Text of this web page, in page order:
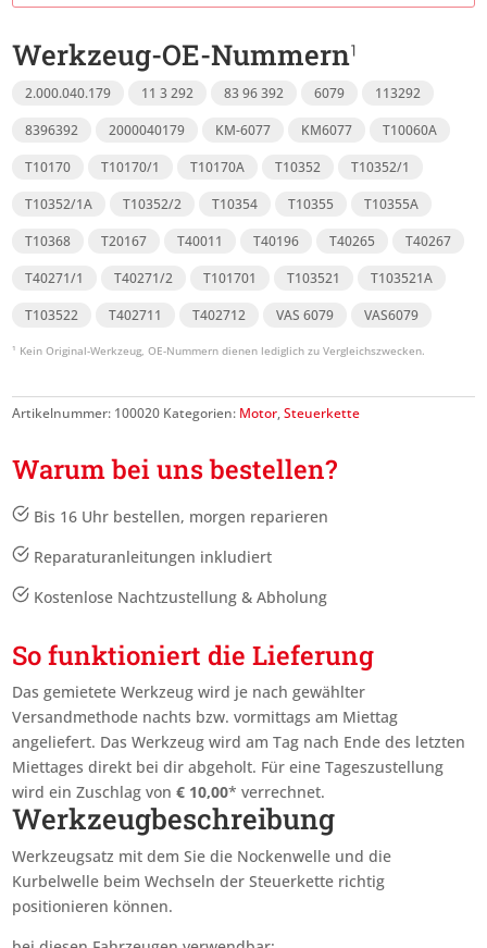
Werkzeug-OE-Nummern
2.000.040.179 11 3 292 83 96 392 6079
113292
8396392
2000040179 KM-6077 KM6077
T10060A
T10170
T10170/1 T10170A T10352
T10352/1
T10352/1A
T10352/2 T10354 T10355
T10355A
T10368
T20167 T40011 T40196 T40265
T40267
T40271/1
T40271/2 T101701 T103521
T103521A
T103522
T402711 T402712 VAS 6079 VAS6079
Artikelnummer: 100020 Kategorien: Motor,Steuerkette
Warum bei uns bestellen?
Bis 16 Uhr bestellen, morgen reparieren
Reparaturanleitungen inkludiert
Kostenlose Nachtzustellung & Abholung
So funktioniert die Lieferung
Das gemietete Werkzeug wird je nach gewählter
Versandmethode nachts bzw. vormittags am Miettag
angeliefert. Das Werkzeug wird am Tag nach Ende des letzten
Miettagesdirekt bei dir abgeholt. Für eine Tageszustellung
wird ein Zuschlag von€ 10,00* verrechnet.
Werkzeugbeschreibung
Werkzeugsatz mit dem Sie die Nockenwelle und die
Kurbelwelle beim Wechseln der Steuerkette richtig
positionieren können.